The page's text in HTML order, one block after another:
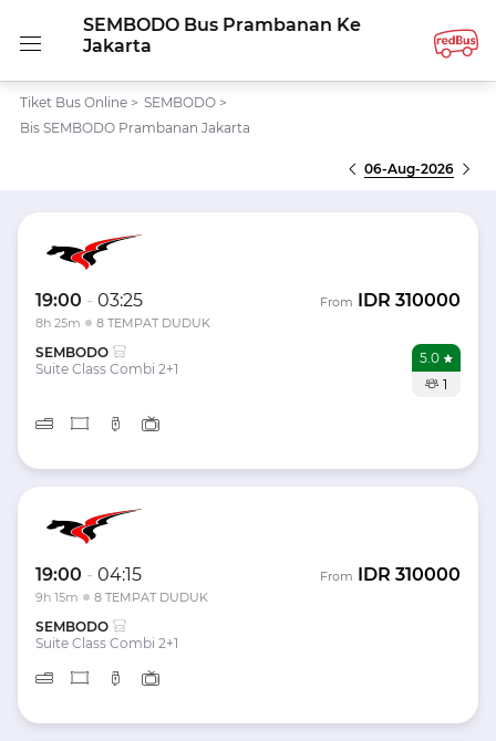
SEMBODO Bus Prambanan Ke
Jakarta
Tiket Bus Online > SEMBODO >
Bis SEMBODO Prambanan Jakarta
06-Aug-2026
19:00 - 03:25
8h 25m 8 TEMPAT DUDUK
From IDR 310000
SEMBODO
Suite Class Combi 2+1
5.0
1
19:00 - 04:15
9h 15m 8 TEMPAT DUDUK
From IDR 310000
SEMBODO
Suite Class Combi 2+1